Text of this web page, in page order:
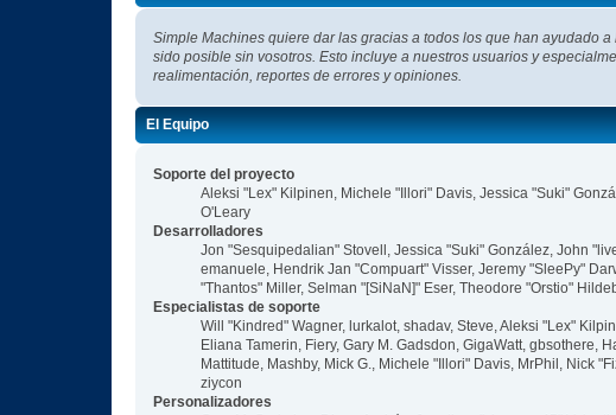
Simple Machines quiere dar las gracias a todos los que han ayudado
sido posible sin vosotros. Esto incluye a nuestros usuarios y
realimentación, reportes de errores y opiniones.
El Equipo
Soporte del proyecto
Aleksi "Lex" Kilpinen, Michele "Illori" Davis, Jessica "Suki"
O'Leary
Desarrolladores
Jon "Sesquipedalian" Stovell, Jessica "Suki" González, John
emanuele, Hendrik Jan "Compuart" Visser, Jeremy "SleePy"
"Thantos" Miller, Selman "[SiNaN]" Eser, Theodore "Orstio"
Especialistas de soporte
Will "Kindred" Wagner, lurkalot, shadav, Steve, Aleksi "Lex"
Eliana Tamerin, Fiery, Gary M. Gadsdon, GigaWatt, gbsothere,
Mattitude, Mashby, Mick G., Michele "Illori" Davis, MrPhil, Nick
ziycon
Personalizadores